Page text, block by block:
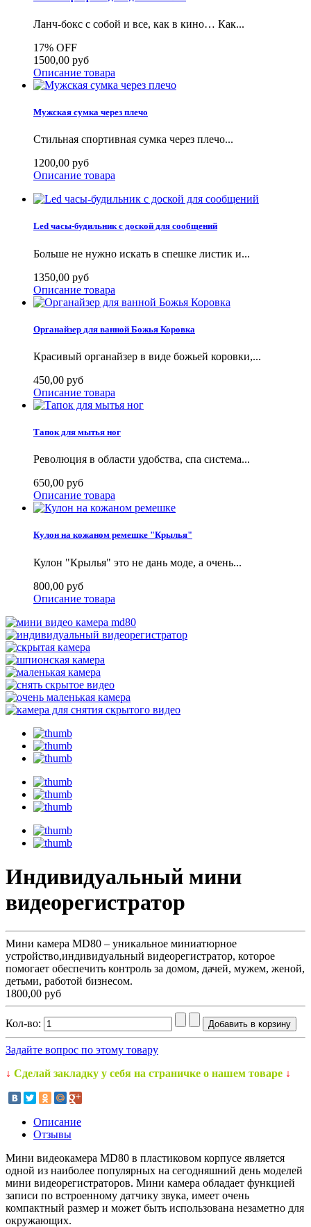
Ланч-бокс с собой и все, как в кино… Как...
17% OFF
1500,00 руб
Описание товара
Мужская сумка через плечо
Стильная спортивная сумка через плечо...
1200,00 руб
Описание товара
Led часы-будильник с доской для сообщений
Больше не нужно искать в спешке листик и...
1350,00 руб
Описание товара
Органайзер для ванной Божья Коровка
Красивый органайзер в виде божьей коровки,...
450,00 руб
Описание товара
Тапок для мытья ног
Революция в области удобства, спа система...
650,00 руб
Описание товара
Кулон на кожаном ремешке "Крылья"
Кулон "Крылья" это не дань моде, а очень...
800,00 руб
Описание товара
Индивидуальный мини
видеорегистратор
Мини камера MD80 – уникальное миниатюрное
устройство,индивидуальный видеорегистратор, которое
помогает обеспечить контроль за домом, дачей, мужем, женой,
детьми, работой бизнесом.
1800,00 руб
Кол-во:
Задайте вопрос по этому товару
↓ Сделай закладку у себя на страничке о нашем товаре ↓
Описание
Отзывы
Мини видеокамера MD80 в пластиковом корпусе является
одной из наиболее популярных на сегодняшний день моделей
мини видеорегистраторов. Мини камера обладает функцией
записи по встроенному датчику звука, имеет очень
компактный размер и может быть использована незаметно для
окружающих.